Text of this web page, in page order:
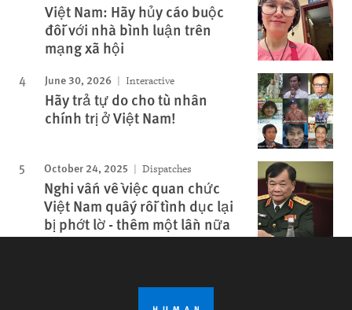
Việt Nam: Hãy hủy cáo buộc
đối với nhà bình luận trên
mạng xã hội
June 30, 2026 Interactive
Hãy trả tự do cho tù nhân
chính trị ở Việt Nam!
October 24, 2025 Dispatches
Nghi vấn về việc quan chức
Việt Nam quấy rối tình dục lại
bị phớt lờ - thêm một lần nữa